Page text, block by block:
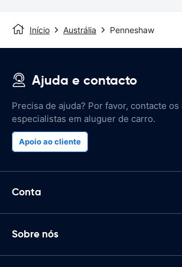
Início Austrália Penneshaw
Ajuda e contacto
Precisa de ajuda? Por favor, contacte os
especialistas em aluguer de carro.
Apoio ao cliente
Conta
Sobre nós